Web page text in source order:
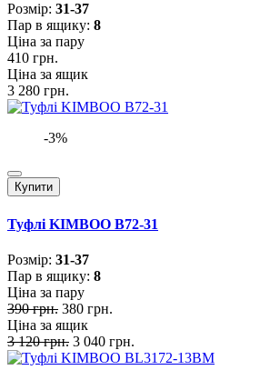
Розмiр: 31-37
Пар в ящику: 8
Ціна за пару
410 грн.
Ціна за ящик
3 280 грн.
-3%
Купити
Туфлі KIMBOO B72-31
Розмiр: 31-37
Пар в ящику: 8
Ціна за пару
390 грн. 380 грн.
Ціна за ящик
3 120 грн. 3 040 грн.